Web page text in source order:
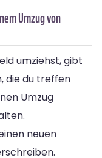
Umzug von
umziehst, gibt
die du treffen
Umzug
neuen